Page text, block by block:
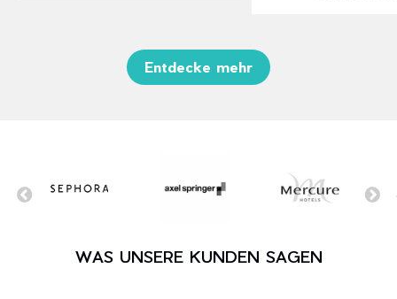
Entdecke mehr
WAS UNSERE KUNDEN SAGEN